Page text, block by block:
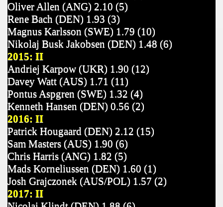
Oliver Allen (ANG) 2.10 (5)
Rene Bach (DEN) 1.93 (3)
Magnus Karlsson (SWE) 1.79 (10)
Nikolaj Busk Jakobsen (DEN) 1.48 (6)
2015: II
Andriej Karpow (UKR) 1.90 (12)
Davey Watt (AUS) 1.71 (11)
Pontus Aspgren (SWE) 1.32 (4)
Kenneth Hansen (DEN) 0.56 (2)
2016: II
Patrick Hougaard (DEN) 2.12 (15)
Sam Masters (AUS) 1.90 (6)
Chris Harris (ANG) 1.82 (5)
Mads Korneliussen (DEN) 1.60 (1)
Josh Grajczonek (AUS/POL) 1.57 (2)
2017: II